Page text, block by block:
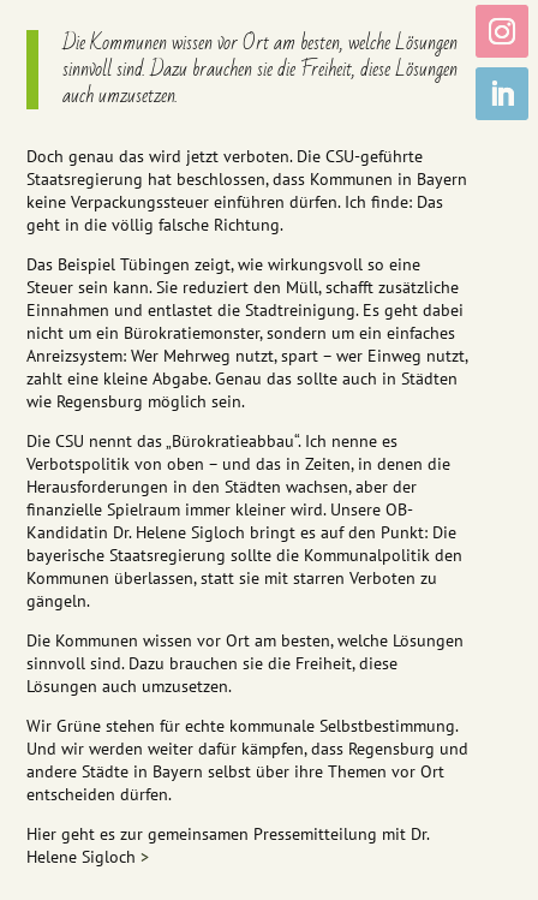
Die Kommunen wissen vor Ort am besten, welche Lösungen
sinnvoll sind. Dazu brauchen sie die Freiheit, diese Lösungen
auch umzusetzen.
Doch genau das wird jetzt verboten. Die CSU-geführte
Staatsregierung hat beschlossen, dass Kommunen in Bayern
keine Verpackungssteuer einführen dürfen. Ich finde: Das
geht in die völlig falsche Richtung.
Das Beispiel Tübingen zeigt, wie wirkungsvoll so eine
Steuer sein kann. Sie reduziert den Müll, schafft zusätzliche
Einnahmen und entlastet die Stadtreinigung. Es geht dabei
nicht um ein Bürokratiemonster, sondern um ein einfaches
Anreizsystem: Wer Mehrweg nutzt, spart – wer Einweg nutzt,
zahlt eine kleine Abgabe. Genau das sollte auch in Städten
wie Regensburg möglich sein.
Die CSU nennt das „Bürokratieabbau“. Ich nenne es
Verbotspolitik von oben – und das in Zeiten, in denen die
Herausforderungen in den Städten wachsen, aber der
finanzielle Spielraum immer kleiner wird. Unsere OB-
Kandidatin Dr. Helene Sigloch bringt es auf den Punkt: Die
bayerische Staatsregierung sollte die Kommunalpolitik den
Kommunen überlassen, statt sie mit starren Verboten zu
gängeln.
Die Kommunen wissen vor Ort am besten, welche Lösungen
sinnvoll sind. Dazu brauchen sie die Freiheit, diese
Lösungen auch umzusetzen.
Wir Grüne stehen für echte kommunale Selbstbestimmung.
Und wir werden weiter dafür kämpfen, dass Regensburg und
andere Städte in Bayern selbst über ihre Themen vor Ort
entscheiden dürfen.
Hier geht es zur gemeinsamen Pressemitteilung mit Dr.
Helene Sigloch>